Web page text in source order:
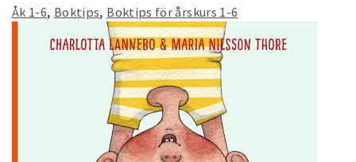
Åk 1-6 Boktips Boktips för årskurs 1-6